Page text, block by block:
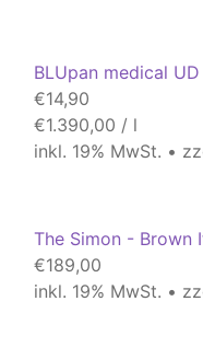
BLUpan medical
€14,90
€1.390,00 / l
inkl. 19% MwSt. •
The Simon - Brown
€189,00
inkl. 19% MwSt. •